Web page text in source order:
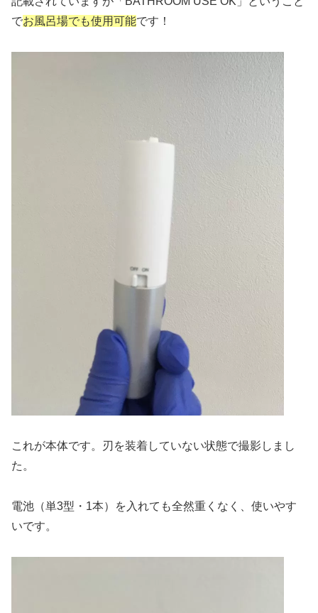
でお風呂場でも使用可能です！
これが本体です。刃を装着していない状態で撮影しまし
た。
電池（単3型・1本）を入れても全然重くなく、使いやす
いです。